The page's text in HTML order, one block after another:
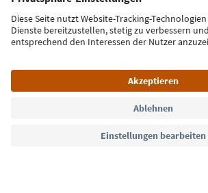
Jetzt anmelden